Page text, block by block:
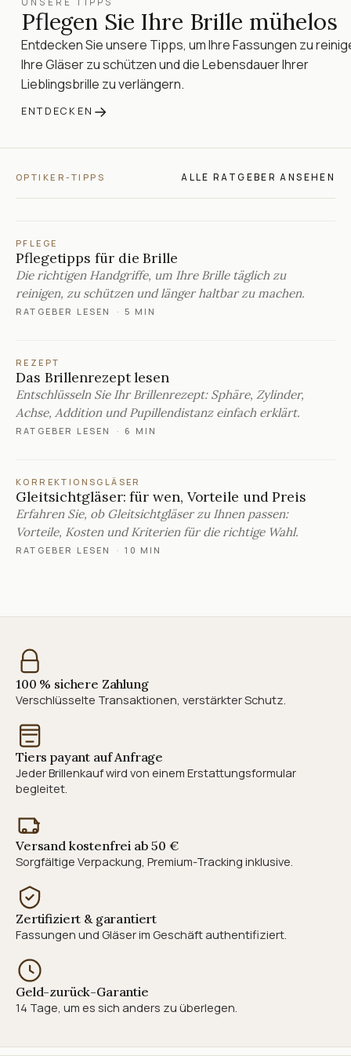
Pflegen Sie Ihre Brille mühelos
Entdecken Sie unsere Tipps, um Ihre Fassungen zu
Ihre Gläser zu schützen und die Lebensdauer Ihrer
Lieblingsbrille zu verlängern.
ENTDECKEN →
OPTIKER-TIPPS ALLE RATGEBER ANSEHEN
PFLEGE
Pflegetipps für die Brille
Die richtigen Handgriffe, um Ihre Brille täglich zu
reinigen, zu schützen und länger haltbar zu machen.
RATGEBER LESEN · 5 MIN
REZEPT
Das Brillenrezept lesen
Entschlüsseln Sie Ihr Brillenrezept: Sphäre, Zylinder,
Achse, Addition und Pupillendistanz einfach erklärt.
RATGEBER LESEN · 6 MIN
KORREKTIONSGLÄSER
Gleitsichtgläser: für wen, Vorteile und Preis
Erfahren Sie, ob Gleitsichtgläser zu Ihnen passen:
Vorteile, Kosten und Kriterien für die richtige Wahl.
RATGEBER LESEN · 10 MIN
100 % sichere Zahlung
Verschlüsselte Transaktionen, verstärkter Schutz.
Tiers payant auf Anfrage
Jeder Brillenkauf wird von einem Erstattungsformular
begleitet.
Versand kostenfrei ab 50 €
Sorgfältige Verpackung, Premium-Tracking inklusive.
Zertifiziert & garantiert
Fassungen und Gläser im Geschäft authentifiziert.
Geld-zurück-Garantie
14 Tage, um es sich anders zu überlegen.